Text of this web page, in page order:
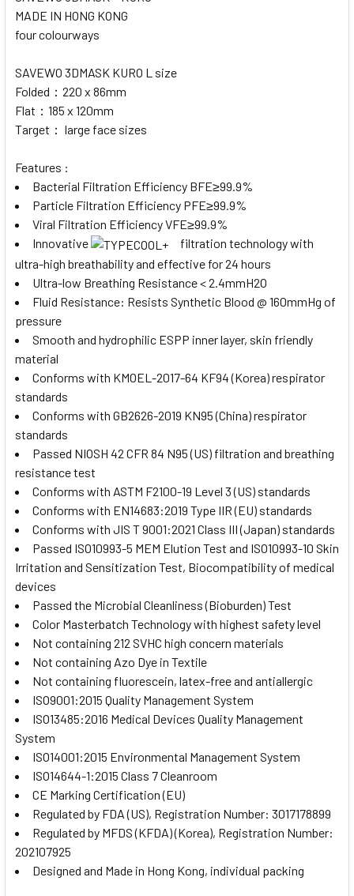
MADE IN HONG KONG
four colourways
SAVEWO 3DMASK KURO L size
Folded：220 x 86mm
Flat：185 x 120mm
Target： large face sizes
Features :
Bacterial Filtration Efficiency BFE≥99.9%
Particle Filtration Efficiency PFE≥99.9%
Viral Filtration Efficiency VFE≥99.9%
Innovative
filtration technology with
ultra-high breathability and effective for24 hours
Ultra-low Breathing Resistance < 2.4mmH2O
Fluid Resistance: Resists Synthetic Blood @ 160mmHg of
pressure
Smooth and hydrophilic ESPP inner layer, skin friendly
material
Conforms with KMOEL-2017-64 KF94(Korea) respirator
standards
Conforms with GB2626-2019 KN95 (China) respirator
standards
Passed NIOSH 42 CFR 84 N95(US) filtration and breathing
resistance test
Conforms with ASTM F2100-19 Level 3(US) standards
Conforms with EN14683:2019 Type IIR(EU) standards
Conforms with JIS T 9001:2021 Class III(Japan) standards
Passed ISO10993-5 MEM Elution Test and ISO10993-10 Skin
Irritation and Sensitization Test, Biocompatibility of medical
devices
Passed the Microbial Cleanliness (Bioburden) Test
Color Masterbatch Technology with highest safety level
Not containing 212 SVHC high concern materials
Not containing Azo Dye in Textile
Not containing fluorescein, latex-free and antiallergic
ISO9001:2015 Quality Management System
ISO13485:2016 Medical Devices Quality Management
System
ISO14001:2015 Environmental Management System
ISO14644-1:2015 Class 7 Cleanroom
CE Marking Certification (EU)
Regulated by FDA (US), Registration Number: 3017178899
Regulated by MFDS (KFDA) (Korea), Registration Number:
202107925
Designed and Made in Hong Kong, individual packing